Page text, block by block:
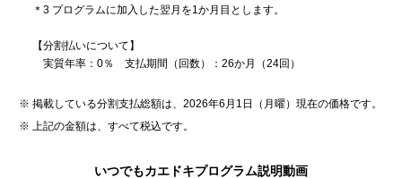
＊3 プログラムに加入した翌月を1か月目とします。
【分割払いについて】
実質年率：0％ 支払期間（回数）：26か月（24回）
掲載している分割支払総額は、2026年6月1日（月曜）現在の価格です。
上記の金額は、すべて税込です。
いつでもカエドキプログラム説明動画